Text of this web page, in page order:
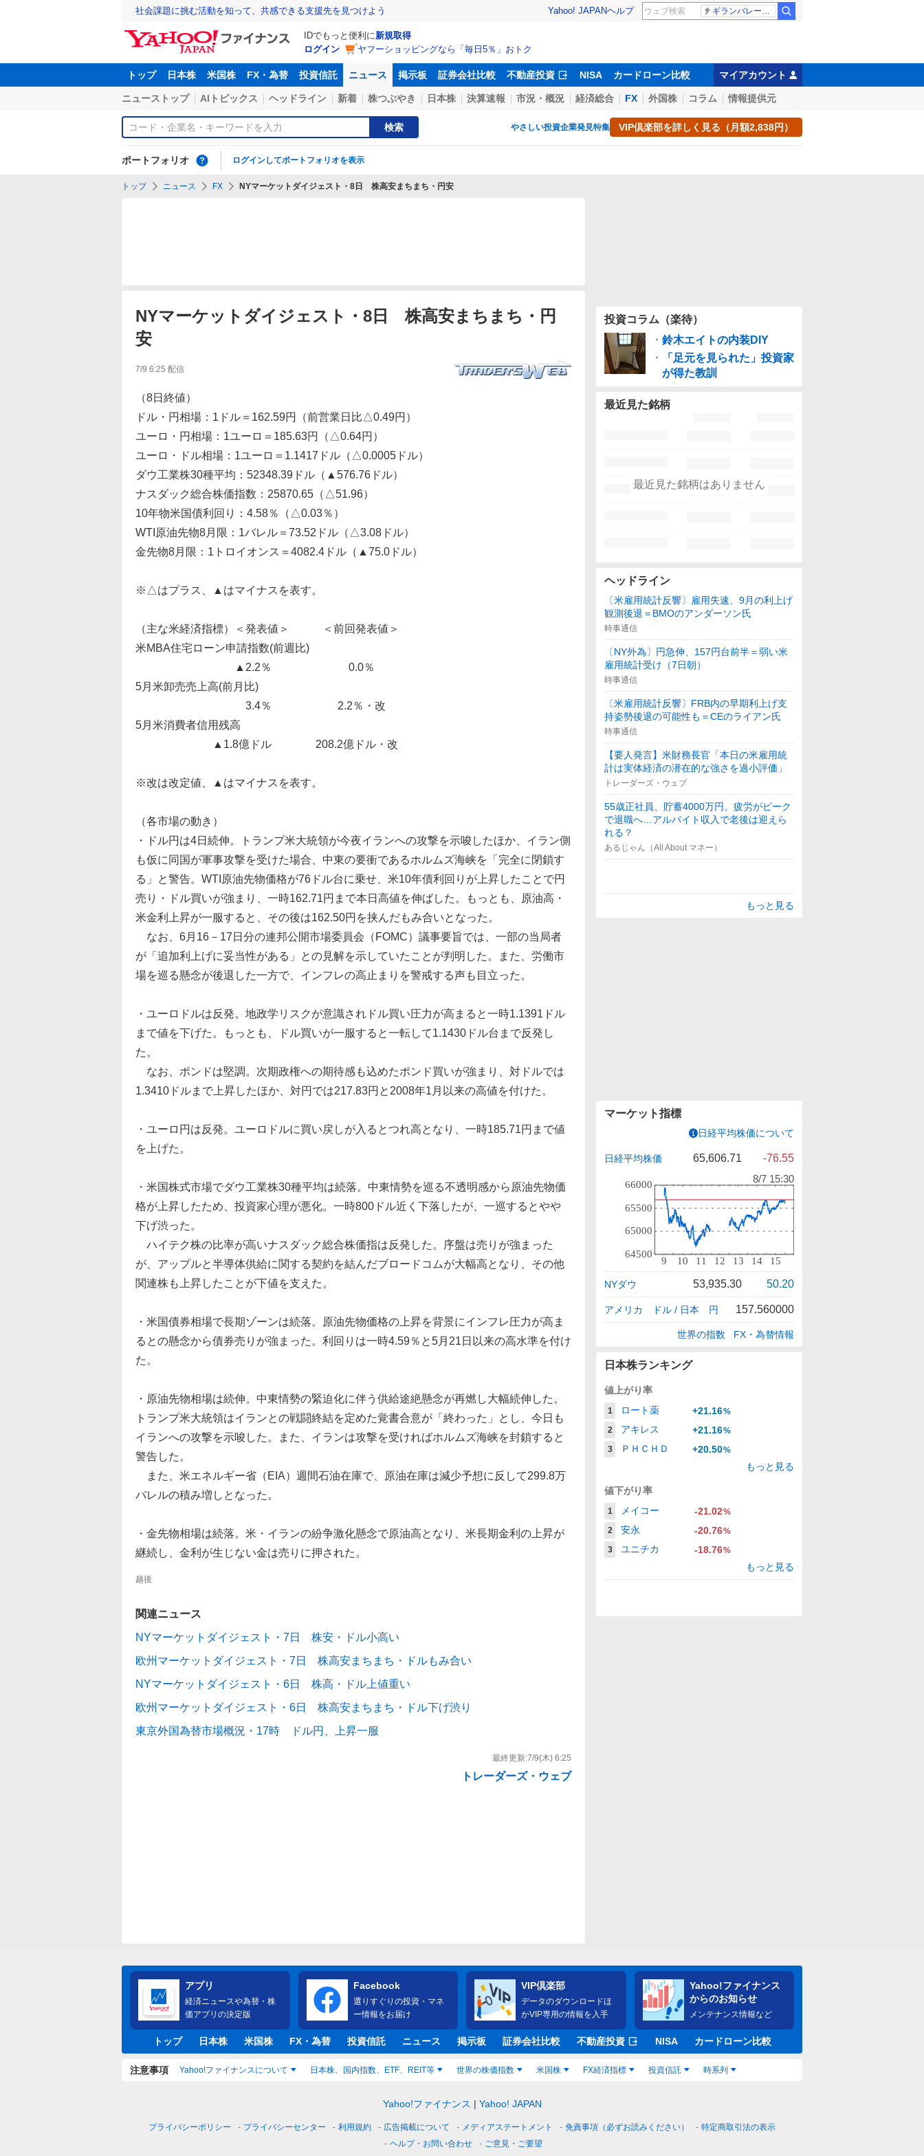
社会課題に挑む活動を知って、共感できる支援先を見つけよう Yahoo! JAPANヘルプ ギランバレー症候群
IDでもっと便利に新規取得
ログイン
ヤフーショッピングなら「毎日5％」おトク
トップ 日本株 米国株 FX・為替 投資信託 ニュース 掲示板 証券会社比較 不動産投資 NISA カードローン比較 マイアカウント
ニューストップ AIトピックス ヘッドライン 新着 株つぶやき 日本株 決算速報 市況・概況 経済総合 FX 外国株 コラム 情報提供元
検索 やさしい投資企業発見特集 VIP倶楽部を詳しく見る（月額2,838円）
ポートフォリオ ログインしてポートフォリオを表示
トップ ニュース FX NYマーケットダイジェスト・8日 株高安まちまち・円安
NYマーケットダイジェスト・8日 株高安まちまち・円
安
7/9 6:25 配信
（8日終値）
ドル・円相場：1ドル＝162.59円（前営業日比△0.49円）
ユーロ・円相場：1ユーロ＝185.63円（△0.64円）
ユーロ・ドル相場：1ユーロ＝1.1417ドル（△0.0005ドル）
ダウ工業株30種平均：52348.39ドル（▲576.76ドル）
ナスダック総合株価指数：25870.65（△51.96）
10年物米国債利回り：4.58％（△0.03％）
WTI原油先物8月限：1バレル＝73.52ドル（△3.08ドル）
金先物8月限：1トロイオンス＝4082.4ドル（▲75.0ドル）
※△はプラス、▲はマイナスを表す。
（主な米経済指標）＜発表値＞ ＜前回発表値＞
米MBA住宅ローン申請指数(前週比)
▲2.2％ 0.0％
5月米卸売売上高(前月比)
3.4％ 2.2％・改
5月米消費者信用残高
▲1.8億ドル 208.2億ドル・改
※改は改定値、▲はマイナスを表す。
（各市場の動き）
・ドル円は4日続伸。トランプ米大統領が今夜イランへの攻撃を示唆したほか、イラン側
も仮に同国が軍事攻撃を受けた場合、中東の要衝であるホルムズ海峡を「完全に閉鎖す
る」と警告。WTI原油先物価格が76ドル台に乗せ、米10年債利回りが上昇したことで円
売り・ドル買いが強まり、一時162.71円まで本日高値を伸ばした。もっとも、原油高・
米金利上昇が一服すると、その後は162.50円を挟んだもみ合いとなった。
なお、6月16－17日分の連邦公開市場委員会（FOMC）議事要旨では、一部の当局者
が「追加利上げに妥当性がある」との見解を示していたことが判明した。また、労働市
場を巡る懸念が後退した一方で、インフレの高止まりを警戒する声も目立った。
・ユーロドルは反発。地政学リスクが意識されドル買い圧力が高まると一時1.1391ドル
まで値を下げた。もっとも、ドル買いが一服すると一転して1.1430ドル台まで反発し
た。
なお、ポンドは堅調。次期政権への期待感も込めたポンド買いが強まり、対ドルでは
1.3410ドルまで上昇したほか、対円では217.83円と2008年1月以来の高値を付けた。
・ユーロ円は反発。ユーロドルに買い戻しが入るとつれ高となり、一時185.71円まで値
を上げた。
・米国株式市場でダウ工業株30種平均は続落。中東情勢を巡る不透明感から原油先物価
格が上昇したため、投資家心理が悪化。一時800ドル近く下落したが、一巡するとやや
下げ渋った。
ハイテク株の比率が高いナスダック総合株価指は反発した。序盤は売りが強まった
が、アップルと半導体供給に関する契約を結んだブロードコムが大幅高となり、その他
関連株も上昇したことが下値を支えた。
・米国債券相場で長期ゾーンは続落。原油先物価格の上昇を背景にインフレ圧力が高ま
るとの懸念から債券売りが強まった。利回りは一時4.59％と5月21日以来の高水準を付け
た。
・原油先物相場は続伸。中東情勢の緊迫化に伴う供給途絶懸念が再燃し大幅続伸した。
トランプ米大統領はイランとの戦闘終結を定めた覚書合意が「終わった」とし、今日も
イランへの攻撃を示唆した。また、イランは攻撃を受ければホルムズ海峡を封鎖すると
警告した。
また、米エネルギー省（EIA）週間石油在庫で、原油在庫は減少予想に反して299.8万
バレルの積み増しとなった。
・金先物相場は続落。米・イランの紛争激化懸念で原油高となり、米長期金利の上昇が
継続し、金利が生じない金は売りに押された。
越後
関連ニュース
NYマーケットダイジェスト・7日 株安・ドル小高い
欧州マーケットダイジェスト・7日 株高安まちまち・ドルもみ合い
NYマーケットダイジェスト・6日 株高・ドル上値重い
欧州マーケットダイジェスト・6日 株高安まちまち・ドル下げ渋り
東京外国為替市場概況・17時 ドル円、上昇一服
最終更新:7/9(木) 6:25
トレーダーズ・ウェブ
投資コラム（楽待）
・ 鈴木エイトの内装DIY
・
「足元を見られた」投資家
が得た教訓
最近見た銘柄
最近見た銘柄はありません
ヘッドライン
〔米雇用統計反響〕雇用失速、9月の利上げ
観測後退＝BMOのアンダーソン氏
時事通信
〔NY外為〕円急伸、157円台前半＝弱い米
雇用統計受け（7日朝）
時事通信
〔米雇用統計反響〕FRB内の早期利上げ支
持姿勢後退の可能性も＝CEのライアン氏
時事通信
【要人発言】米財務長官「本日の米雇用統
計は実体経済の潜在的な強さを過小評価」
トレーダーズ・ウェブ
55歳正社員、貯蓄4000万円。疲労がピーク
で退職へ…アルバイト収入で老後は迎えら
れる？
あるじゃん（All About マネー）
もっと見る
マーケット指標
日経平均株価について
日経平均株価 65,606.71 -76.55
NYダウ 53,935.30 50.20
アメリカ ドル / 日本 円 157.560000
世界の指数 FX・為替情報
日本株ランキング
値上がり率
1 ロート薬 +21.16%
2
アキレス +21.16%
3
ＰＨＣＨＤ +20.50%
もっと見る
値下がり率
1 メイコー -21.02%
2
安永 -20.76%
3
ユニチカ -18.76%
もっと見る
アプリ
経済ニュースや為替・株
価アプリの決定版
Facebook
選りすぐりの投資・マネ
ー情報をお届け
VIP倶楽部
データのダウンロードほ
かVIP専用の情報を入手
Yahoo!ファイナンス
からのお知らせ
メンテナンス情報など
トップ 日本株 米国株 FX・為替 投資信託 ニュース 掲示板 証券会社比較 不動産投資 NISA カードローン比較
注意事項 Yahoo!ファイナンスについて 日本株、国内指数、ETF、REIT等 世界の株価指数 米国株 FX経済指標 投資信託 時系列
Yahoo!ファイナンス Yahoo! JAPAN
プライバシーポリシー プライバシーセンター 利用規約 広告掲載について メディアステートメント 免責事項（必ずお読みください）
特定商取引法の表示
ヘルプ・お問い合わせ
ご意見・ご要望